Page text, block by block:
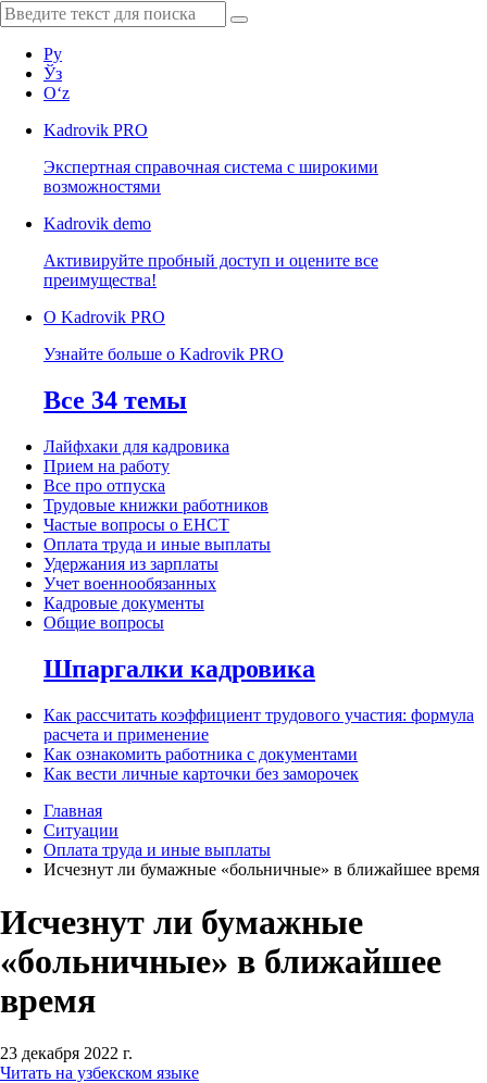
Ру
Ўз
Oʻz
Kadrovik PRO
Экспертная справочная система с широкими
возможностями
Kadrovik demo
Активируйте пробный доступ и оцените все
преимущества!
О Kadrovik PRO
Узнайте больше о Kadrovik PRO
Все 34 темы
Лайфхаки для кадровика
Прием на работу
Все про отпуска
Трудовые книжки работников
Частые вопросы о ЕНСТ
Оплата труда и иные выплаты
Удержания из зарплаты
Учет военнообязанных
Кадровые документы
Общие вопросы
Шпаргалки кадровика
Как рассчитать коэффициент трудового участия: формула
расчета и применение
Как ознакомить работника с документами
Как вести личные карточки без заморочек
Главная
Ситуации
Оплата труда и иные выплаты
Исчезнут ли бумажные «больничные» в ближайшее время
Исчезнут ли бумажные
«больничные» в ближайшее
время
23 декабря 2022 г.
Читать на узбекском языке